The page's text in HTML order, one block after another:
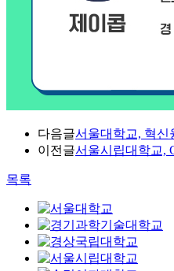
다음글서울대학교, 혁신
이전글서울시립대학교,
목록